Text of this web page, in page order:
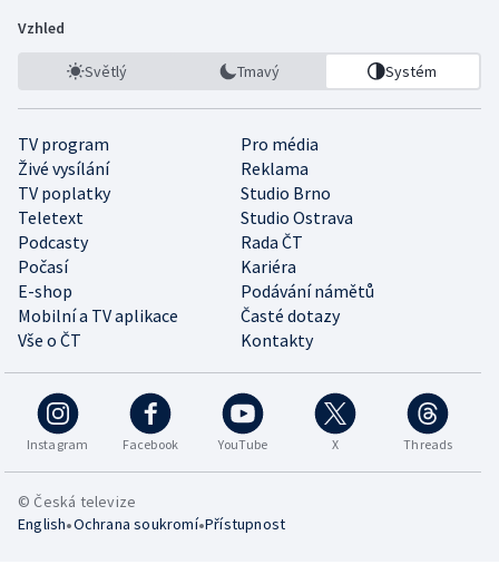
Vzhled
Světlý Tmavý Systém
TV program
Pro média
Živé vysílání
Reklama
TV poplatky
Studio Brno
Teletext
Studio Ostrava
Podcasty
Rada ČT
Počasí
Kariéra
E-shop
Podávání námětů
Mobilní a TV aplikace
Časté dotazy
Vše o ČT
Kontakty
Instagram Facebook YouTube X Threads
© Česká televize
English•Ochrana soukromí•Přístupnost